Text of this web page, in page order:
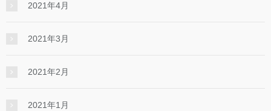
2021年4月
2021年3月
2021年2月
2021年1月